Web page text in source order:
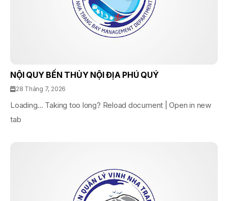
NỘI QUY BẾN THỦY NỘI ĐỊA PHÚ QUÝ
28 Tháng 7, 2026
Loading... Taking too long? Reload document | Open in new
tab